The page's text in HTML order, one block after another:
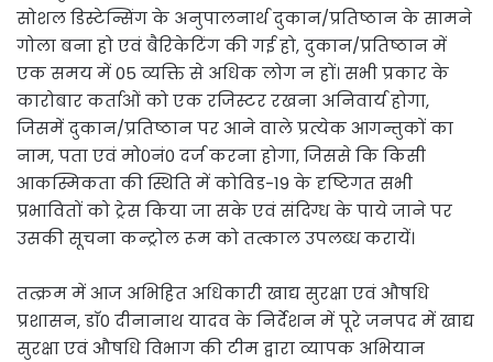
सोशल डिस्टेन्सिंग के अनुपालनार्थ दुकान/प्रतिष्ठान के सामने
गोला बना हो एवं बैरिकेटिंग की गई हो, दुकान/प्रतिष्ठान में
एक समय में 05 व्यक्ति से अधिक लोग न हों। सभी प्रकार के
कारोबार कर्ताओं को एक रजिस्टर रखना अनिवार्य होगा,
जिसमें दुकान/प्रतिष्ठान पर आने वाले प्रत्येक आगन्तुकों का
नाम, पता एवं मो0नं0 दर्ज करना होगा, जिससे कि किसी
आकस्मिकता की स्थिति में कोविड-19 के दृष्टिगत सभी
प्रभावितों को ट्रेस किया जा सके एवं संदिग्ध के पाये जाने पर
उसकी सूचना कन्ट्रोल रूम को तत्काल उपलब्ध करायें।
तत्क्रम में आज अभिहित अधिकारी खाद्य सुरक्षा एवं औषधि
प्रशासन, डाॅ0 दीनानाथ यादव के निर्देशन में पूरे जनपद में खाद्य
सुरक्षा एवं औषधि विभाग की टीम द्वारा व्यापक अभियान